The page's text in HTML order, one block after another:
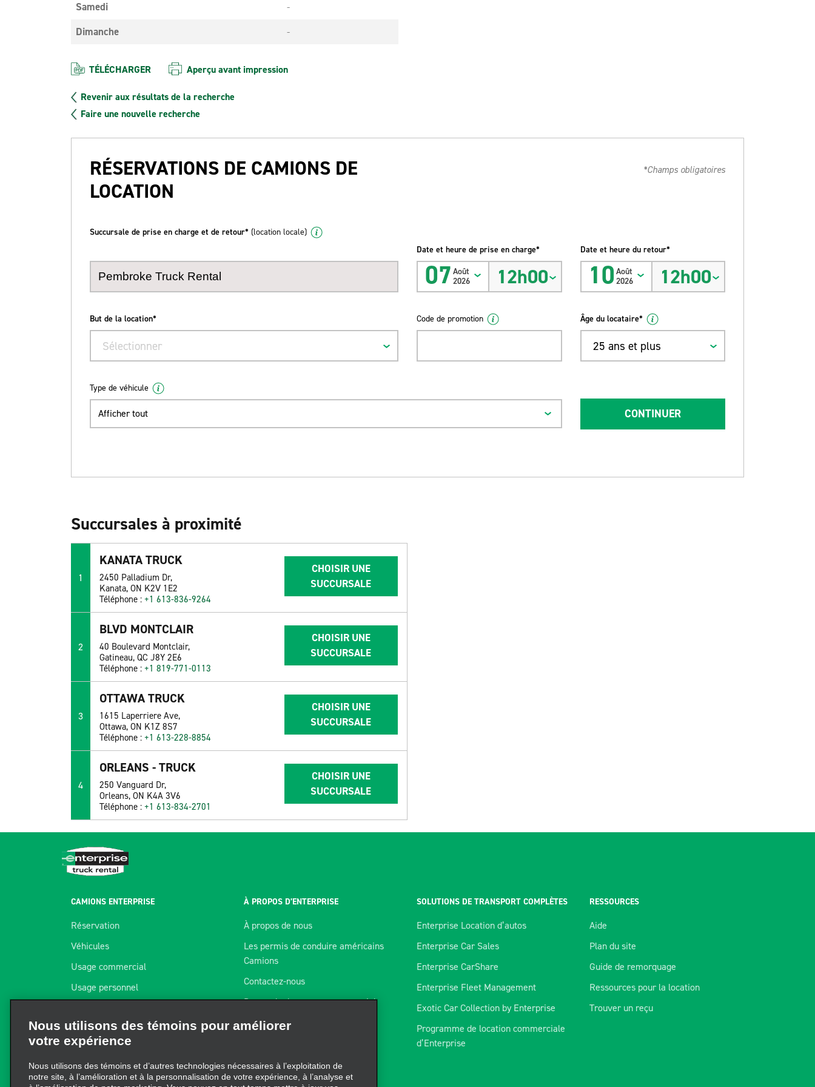
Samedi
-
Dimanche
-
TÉLÉCHARGER Aperçu avant impression
Revenir aux résultats de la recherche
Faire une nouvelle recherche
RÉSERVATIONS DE CAMIONS DE
LOCATION
*Champs obligatoires
Succursale de prise en charge et de retour* (location locale)
Date et heure de prise en charge*
07 Août
2026
12h00
Date et heure du retour*
10 Août
2026
12h00
But de la location*
Sélectionner
Code de promotion Âge du locataire*
25 ans et plus
Type de véhicule
Afficher tout CONTINUER
Succursales à proximité
1
KANATA TRUCK
2450 Palladium Dr,
Kanata, ON K2V 1E2
Téléphone :+1 613-836-9264
CHOISIR UNE
SUCCURSALE
2
BLVD MONTCLAIR
40 Boulevard Montclair,
Gatineau, QC J8Y 2E6
Téléphone :+1 819-771-0113
CHOISIR UNE
SUCCURSALE
3
OTTAWA TRUCK
1615 Laperriere Ave,
Ottawa, ON K1Z 8S7
Téléphone :+1 613-228-8854
CHOISIR UNE
SUCCURSALE
4
ORLEANS - TRUCK
250 Vanguard Dr,
Orleans, ON K4A 3V6
Téléphone :+1 613-834-2701
CHOISIR UNE
SUCCURSALE
CAMIONS ENTERPRISE
Réservation
Véhicules
Usage commercial
Usage personnel
Location à long terme
Flex-E-Rent® d’Enterprise
À PROPOS D’ENTERPRISE
À propos de nous
Les permis de conduire américains
Camions
Contactez-nous
Demande de compte commercial
Programme de télématique
Carrières
SOLUTIONS DE TRANSPORT COMPLÈTES
Enterprise Location d’autos
Enterprise Car Sales
Enterprise CarShare
Enterprise Fleet Management
Exotic Car Collection by Enterprise
Programme de location commerciale
d’Enterprise
RESSOURCES
Aide
Plan du site
Guide de remorquage
Ressources pour la location
Trouver un reçu
votre expérience
notre site, à l’amélioration et à la personnalisation de votre expérience, à l’analyse et
à l’amélioration de notre marketing. Vous pouvez en tout temps mettre à jour vos
préférences à partir de
« Gérer les préférences ».